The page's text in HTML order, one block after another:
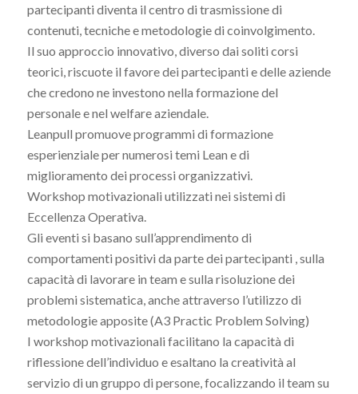
partecipanti diventa il centro di trasmissione di
contenuti, tecniche e metodologie di coinvolgimento.
Il suo approccio innovativo, diverso dai soliti corsi
teorici, riscuote il favore dei partecipanti e delle aziende
che credono ne investono nella formazione del
personale e nel welfare aziendale.
Leanpull promuove programmi di formazione
esperienziale per numerosi temi Lean e di
miglioramento dei processi organizzativi.
Workshop motivazionali utilizzati nei sistemi di
Eccellenza Operativa.
Gli eventi si basano sull’apprendimento di
comportamenti positivi da parte dei partecipanti , sulla
capacità di lavorare in team e sulla risoluzione dei
problemi sistematica, anche attraverso l’utilizzo di
metodologie apposite (A3 Practic Problem Solving)
I workshop motivazionali facilitano la capacità di
riflessione dell’individuo e esaltano la creatività al
servizio di un gruppo di persone, focalizzando il team su